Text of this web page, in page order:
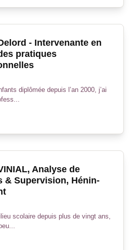
- Intervenante en
pratiques
diplômée depuis l’an 2000, j’ai
Analyse de
& Supervision, Hénin-
scolaire depuis plus de vingt ans,